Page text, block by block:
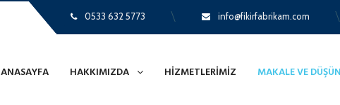
0533 632 5773 info@fikirfabrikam.com
ANASAYFA HAKKIMIZDA HIZMETLERIMIZ MAKALE VE